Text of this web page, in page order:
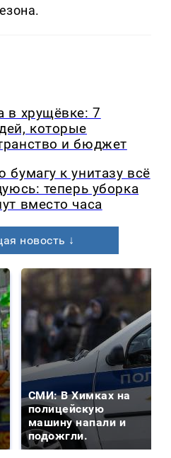
в хрущёвке: 7
которые
и бюджет
бумагу к унитазу всё
теперь уборка
вместо часа
новость ↓
СМИ: В Химках на
полицейскую
машину напали и
подожгли.